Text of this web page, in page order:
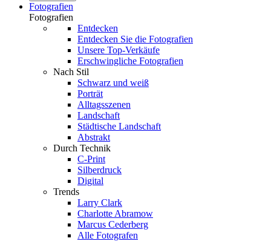
Fotografien
Fotografien
Entdecken
Entdecken Sie die Fotografien
Unsere Top-Verkäufe
Erschwingliche Fotografien
Nach Stil
Schwarz und weiß
Porträt
Alltagsszenen
Landschaft
Städtische Landschaft
Abstrakt
Durch Technik
C-Print
Silberdruck
Digital
Trends
Larry Clark
Charlotte Abramow
Marcus Cederberg
Alle Fotografen